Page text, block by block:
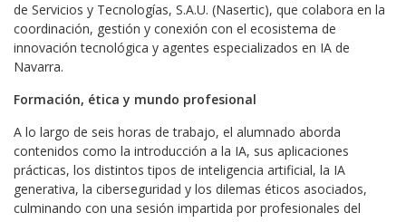
de Servicios y Tecnologías, S.A.U. (Nasertic), que colabora en la
coordinación, gestión y conexión con el ecosistema de
innovación tecnológica y agentes especializados en IA de
Navarra.
Formación, ética y mundo profesional
A lo largo de seis horas de trabajo, el alumnado aborda
contenidos como la introducción a la IA, sus aplicaciones
prácticas, los distintos tipos de inteligencia artificial, la IA
generativa, la ciberseguridad y los dilemas éticos asociados,
culminando con una sesión impartida por profesionales del